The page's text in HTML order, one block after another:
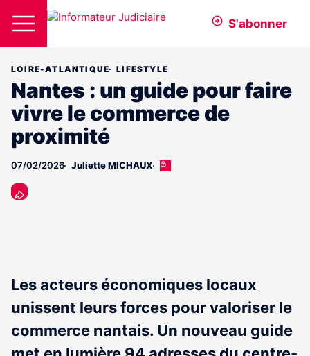
S'abonner
LOIRE-ATLANTIQUE LIFESTYLE
Nantes : un guide pour faire
vivre le commerce de
proximité
07/02/2026 Juliette MICHAUX
Cet
Les acteurs économiques locaux
unissent leurs forces pour valoriser le
commerce nantais. Un nouveau guide